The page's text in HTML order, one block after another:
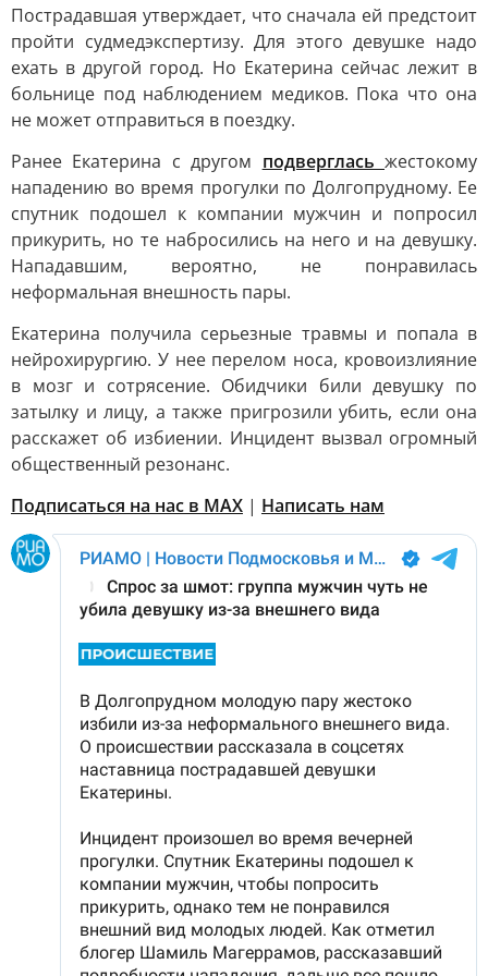
Пострадавшая утверждает, что сначала ей предстоит
пройти судмедэкспертизу. Для этого девушке надо
ехать в другой город. Но Екатерина сейчас лежит в
больнице под наблюдением медиков. Пока что она
не может отправиться в поездку.
Ранее Екатерина с другом подвергласьжестокому
нападению во время прогулки по Долгопрудному. Ее
спутник подошел к компании мужчин и попросил
прикурить, но те набросились на него и на девушку.
Нападавшим, вероятно, не понравилась
неформальная внешность пары.
Екатерина получила серьезные травмы и попала в
нейрохирургию. У нее перелом носа, кровоизлияние
в мозг и сотрясение. Обидчики били девушку по
затылку и лицу, а также пригрозили убить, если она
расскажет об избиении. Инцидент вызвал огромный
общественный резонанс.
Подписаться на нас в MAX | Написать нам